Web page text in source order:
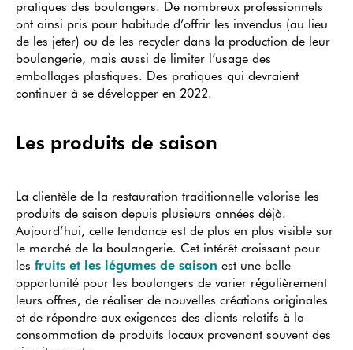
pratiques des boulangers. De nombreux professionnels
ont ainsi pris pour habitude d’offrir les invendus (au lieu
de les jeter) ou de les recycler dans la production de leur
boulangerie, mais aussi de limiter l’usage des
emballages plastiques. Des pratiques qui devraient
continuer à se développer en 2022.
Les produits de saison
La clientèle de la restauration traditionnelle valorise les
produits de saison depuis plusieurs années déjà.
Aujourd’hui, cette tendance est de plus en plus visible sur
le marché de la boulangerie. Cet intérêt croissant pour
les fruits et les légumes de saison est une belle
opportunité pour les boulangers de varier régulièrement
leurs offres, de réaliser de nouvelles créations originales
et de répondre aux exigences des clients relatifs à la
consommation de produits locaux provenant souvent des